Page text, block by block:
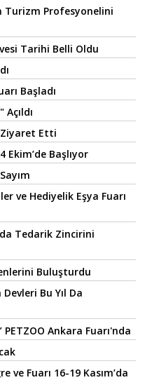
Turizm Profesyonelini
Tarihi Belli Oldu
Başladı
Ziyaret Etti
Başlıyor
ve Hediyelik Eşya Fuarı
Tedarik Zincirini
Buluşturdu
Bu Yıl Da
Ankara Fuarı'nda
Fuarı 16-19 Kasım’da